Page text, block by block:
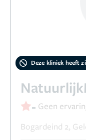
Deze kliniek heeft
- Geen
Bogardeind 2,